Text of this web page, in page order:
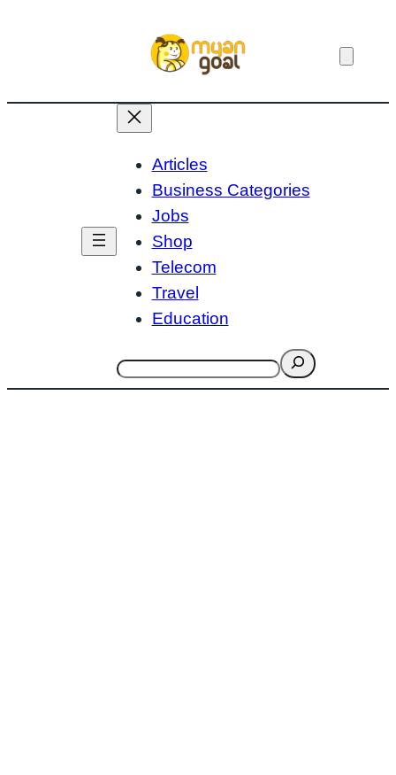
Articles
Business Categories
Jobs
Shop
Telecom
Travel
Education
Search